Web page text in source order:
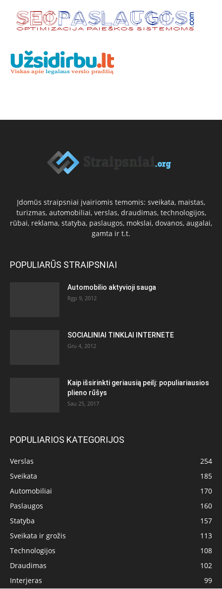
Įdomūs straipsniai įvairiomis temomis: sveikata, maistas,
turizmas, automobiliai, verslas, draudimas, technologijos,
rūbai, reklama, statyba, paslaugos, mokslai, dovanos, augalai,
gamta ir t.t.
POPULIARŪS STRAIPSNIAI
Automobilio aktyvioji sauga
Rgp 9, 2012
SOCIALINIAI TINKLAI INTERNETE
Gru 4, 2012
Kaip išsirinkti geriausią peilį: populiariausios
plieno rūšys
Sau 25, 2017
POPULIARIOS KATEGORIJOS
Verslas
254
Sveikata
185
Automobiliai
170
Paslaugos
160
Statyba
157
Sveikata ir grožis
113
Technologijos
108
Draudimas
102
Interjeras
99